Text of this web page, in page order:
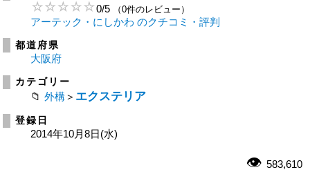
0/5 （0件のレビュー）
アーテック・にしかわ のクチコミ・評判
都道府県
大阪府
カテゴリー
外構＞ エクステリア
登録日
2014年10月8日(水)
583,610